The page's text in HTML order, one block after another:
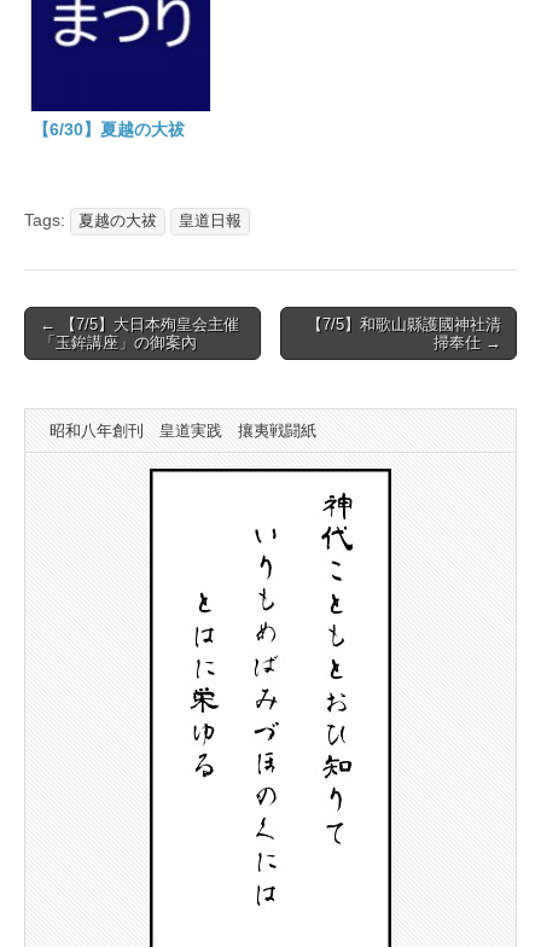
【6/30】夏越の大祓
Tags: 夏越の大祓 皇道日報
Post
navigation
← 【7/5】大日本殉皇会主催
「玉鉾講座」の御案內
【7/5】和歌山縣護國神社清
掃奉仕 →
昭和八年創刊 皇道実践 攘夷戦闘紙